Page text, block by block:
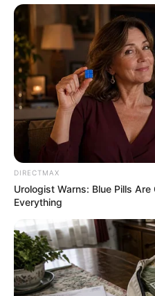
She Took Her Love For
BRAINBERRIES
The Massive Snake
Than Anacondas
BRAINBERRIES
DIRECTMAX
Urologist Warns: Blue Pills
Everything